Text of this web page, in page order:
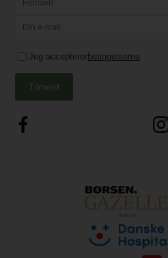
Jeg accepterer betingelserne
Tilmeld